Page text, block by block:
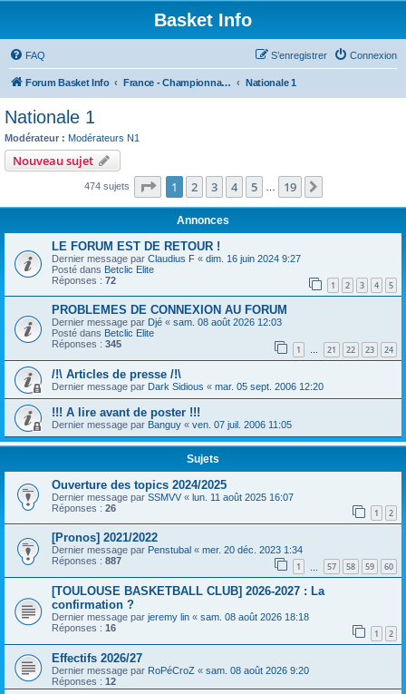
Basket Info
FAQ Connexion
S’enregistrer
Forum Basket Info France - Championnats Nationaux & Régionaux Nationale 1
Nationale 1
Modérateur : Modérateurs N1
Nouveau sujet
474 sujets Page 1sur19
1 2 3 4 5 19
Annonces
LE FORUM EST DE RETOUR !
Dernier message par Claudius F « dim. 16 juin 2024 9:27
Posté dans Betclic Elite
Réponses : 72 1 2 3 4 5
PROBLEMES DE CONNEXION AU FORUM
Dernier message par Djé « sam. 08 août 2026 12:03
Posté dans Betclic Elite
Réponses : 345 1 … 21 22 23 24
/!\ Articles de presse /!\
Dernier message par Dark Sidious « mar. 05 sept. 2006 12:20
!!! A lire avant de poster !!!
Dernier message par Banguy « ven. 07 juil. 2006 11:05
Sujets
Ouverture des topics 2024/2025
Dernier message par SSMVV « lun. 11 août 2025 16:07
Réponses : 26 1 2
[Pronos] 2021/2022
Dernier message par Penstubal « mer. 20 déc. 2023 1:34
Réponses : 887 1 57 58 59 60
[TOULOUSE BASKETBALL CLUB] 2026-2027 : La
confirmation ?
Dernier message par jeremy lin « sam. 08 août 2026 18:18
Réponses : 16 1 2
Effectifs 2026/27
Dernier message par RoPéCroZ « sam. 08 août 2026 9:20
Réponses : 12